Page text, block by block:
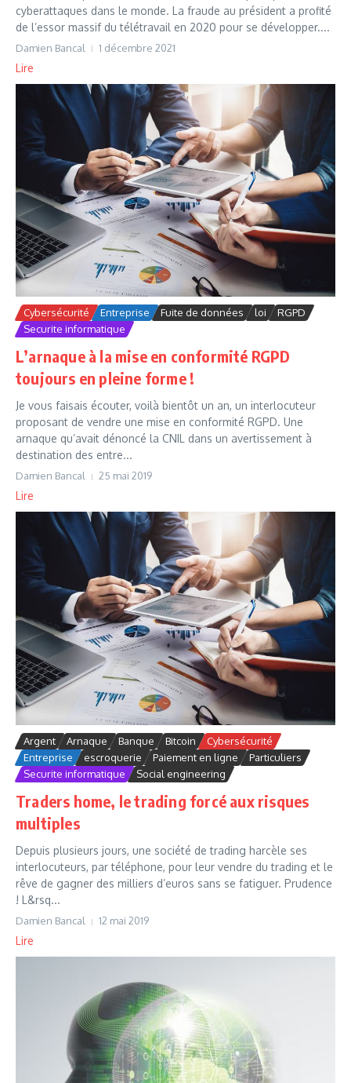
cyberattaques dans le monde. La fraude au président a profité
de l’essor massif du télétravail en 2020 pour se développer....
Damien Bancal 1 décembre 2021
Lire
Cybersécurité Entreprise Fuite de données loi
RGPD
Securite informatique
L’arnaque à la mise en conformité RGPD
toujours en pleine forme !
Je vous faisais écouter, voilà bientôt un an, un interlocuteur
proposant de vendre une mise en conformité RGPD. Une
arnaque qu’avait dénoncé la CNIL dans un avertissement à
destination des entre...
Damien Bancal 25 mai 2019
Lire
Argent Arnaque Banque Bitcoin
Cybersécurité
Entreprise
escroquerie Paiement en ligne
Particuliers
Securite informatique
Social engineering
Traders home, le trading forcé aux risques
multiples
Depuis plusieurs jours, une société de trading harcèle ses
interlocuteurs, par téléphone, pour leur vendre du trading et le
rêve de gagner des milliers d’euros sans se fatiguer. Prudence
! L&rsq...
Damien Bancal 12 mai 2019
Lire